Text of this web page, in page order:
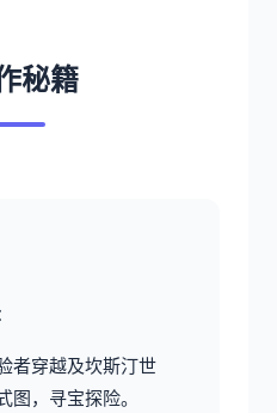
秘籍
者穿越及坎斯汀世
图，寻宝探险。